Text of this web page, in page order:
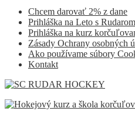
Chcem darovať 2% z dane
Prihláška na Leto s Rudarom
Prihláška na kurz
Zásady Ochrany osobných
Ako používame súbory
Kontakt